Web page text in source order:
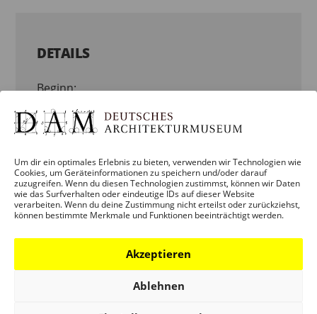
Um dir ein optimales Erlebnis zu bieten, verwenden wir Technologien wie
Cookies, um Geräteinformationen zu speichern und/oder darauf
zuzugreifen. Wenn du diesen Technologien zustimmst, können wir Daten
wie das Surfverhalten oder eindeutige IDs auf dieser Website
verarbeiten. Wenn du deine Zustimmung nicht erteilst oder zurückziehst,
können bestimmte Merkmale und Funktionen beeinträchtigt werden.
Akzeptieren
Ablehnen
DETAILS
Beginn:
23. Februar 2023
Ende:
2. Juni 2023
Veranstaltungskategorie:
VERANSTALTUNG
Veranstaltung-Tags:ONTOUR
ORGANISATOR